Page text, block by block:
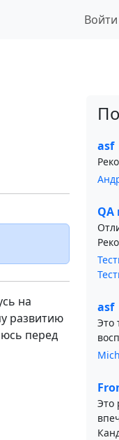
Войти
на
развитию
перед
asf
asf
Это
Это